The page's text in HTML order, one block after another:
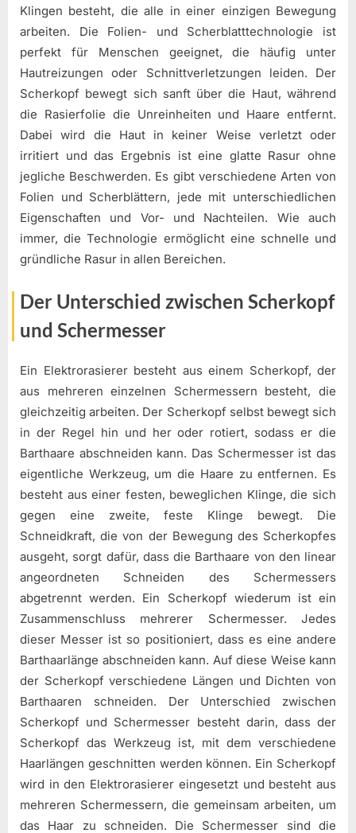
Klingen besteht, die alle in einer einzigen Bewegung
arbeiten. Die Folien- und Scherblatttechnologie ist
perfekt für Menschen geeignet, die häufig unter
Hautreizungen oder Schnittverletzungen leiden. Der
Scherkopf bewegt sich sanft über die Haut, während
die Rasierfolie die Unreinheiten und Haare entfernt.
Dabei wird die Haut in keiner Weise verletzt oder
irritiert und das Ergebnis ist eine glatte Rasur ohne
jegliche Beschwerden. Es gibt verschiedene Arten von
Folien und Scherblättern, jede mit unterschiedlichen
Eigenschaften und Vor- und Nachteilen. Wie auch
immer, die Technologie ermöglicht eine schnelle und
gründliche Rasur in allen Bereichen.
Der Unterschied zwischen Scherkopf
und Schermesser
Ein Elektrorasierer besteht aus einem Scherkopf, der
aus mehreren einzelnen Schermessern besteht, die
gleichzeitig arbeiten. Der Scherkopf selbst bewegt sich
in der Regel hin und her oder rotiert, sodass er die
Barthaare abschneiden kann. Das Schermesser ist das
eigentliche Werkzeug, um die Haare zu entfernen. Es
besteht aus einer festen, beweglichen Klinge, die sich
gegen eine zweite, feste Klinge bewegt. Die
Schneidkraft, die von der Bewegung des Scherkopfes
ausgeht, sorgt dafür, dass die Barthaare von den linear
angeordneten Schneiden des Schermessers
abgetrennt werden. Ein Scherkopf wiederum ist ein
Zusammenschluss mehrerer Schermesser. Jedes
dieser Messer ist so positioniert, dass es eine andere
Barthaarlänge abschneiden kann. Auf diese Weise kann
der Scherkopf verschiedene Längen und Dichten von
Barthaaren schneiden. Der Unterschied zwischen
Scherkopf und Schermesser besteht darin, dass der
Scherkopf das Werkzeug ist, mit dem verschiedene
Haarlängen geschnitten werden können. Ein Scherkopf
wird in den Elektrorasierer eingesetzt und besteht aus
mehreren Schermessern, die gemeinsam arbeiten, um
das Haar zu schneiden. Die Schermesser sind die